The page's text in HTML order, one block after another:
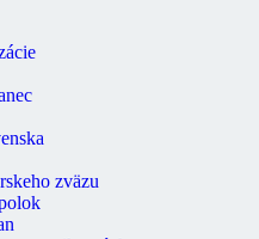
zväzu